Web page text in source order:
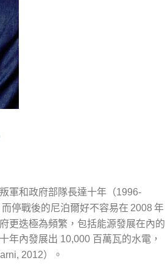
軍和政府部隊長達十年（1996-
停戰後的尼泊爾好不容易在 2008 年
更迭極為頻繁，包括能源發展在內的
年內發展出 10,000 百萬瓦的水電，
2012）。